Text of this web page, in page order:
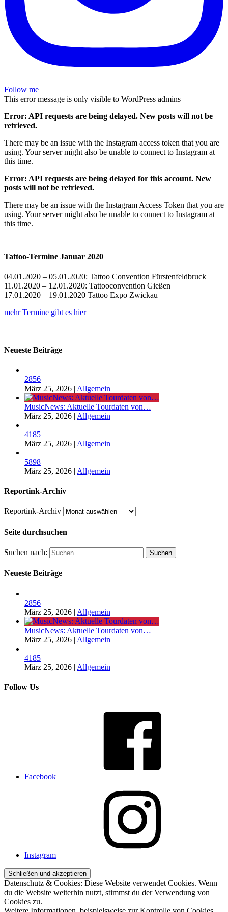
Follow me
This error message is only visible to WordPress admins
Error: API requests are being delayed. New posts will not be
retrieved.
There may be an issue with the Instagram access token that you are
using. Your server might also be unable to connect to Instagram at
this time.
Error: API requests are being delayed for this account. New
posts will not be retrieved.
There may be an issue with the Instagram Access Token that you are
using. Your server might also be unable to connect to Instagram at
this time.
Tattoo-Termine Januar 2020
04.01.2020 – 05.01.2020: Tattoo Convention Fürstenfeldbruck
11.01.2020 – 12.01.2020: Tattooconvention Gießen
17.01.2020 – 19.01.2020 Tattoo Expo Zwickau
mehr Termine gibt es hier
Neueste Beiträge
2856
März 25, 2026 | Allgemein
MusicNews: Aktuelle Tourdaten von…
März 25, 2026 | Allgemein
4185
März 25, 2026 | Allgemein
5898
März 25, 2026 | Allgemein
Reportink-Archiv
Reportink-Archiv
Seite durchsuchen
Suchen nach:
Neueste Beiträge
2856
März 25, 2026 | Allgemein
MusicNews: Aktuelle Tourdaten von…
März 25, 2026 | Allgemein
4185
März 25, 2026 | Allgemein
Follow Us
Facebook
Instagram
Datenschutz & Cookies: Diese Website verwendet Cookies. Wenn
du die Website weiterhin nutzt, stimmst du der Verwendung von
Cookies zu.